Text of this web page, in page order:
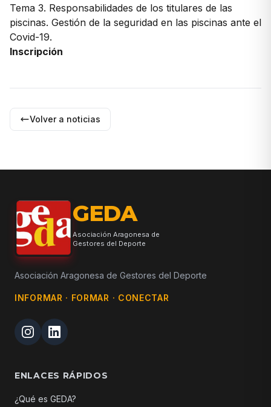
Tema 3. Responsabilidades de los titulares de las
piscinas. Gestión de la seguridad en las piscinas ante el
Covid-19.
Inscripción
Volver a noticias
GEDA
Asociación Aragonesa de
Gestores del Deporte
Asociación Aragonesa de Gestores del Deporte
INFORMAR · FORMAR · CONECTAR
ENLACES RÁPIDOS
¿Qué es GEDA?